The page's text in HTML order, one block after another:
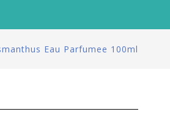
Eau Parfumee 100ml